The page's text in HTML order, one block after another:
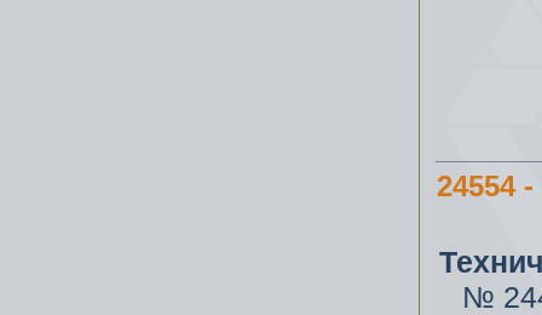
24554
№